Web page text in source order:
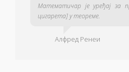
Математичар је уређај за
цигарета] у теореме.
Алфред Ренеи